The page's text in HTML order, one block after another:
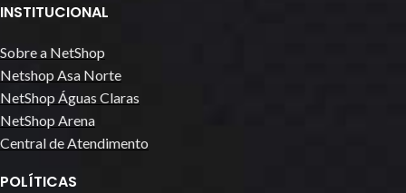
INSTITUCIONAL
Sobre a NetShop
Netshop Asa Norte
NetShop Águas Claras
NetShop Arena
Central de Atendimento
POLÍTICAS